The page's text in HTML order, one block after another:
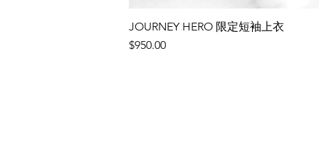
JOURNEY HERO 限定短袖上衣
價格
$950.00